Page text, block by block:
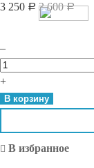
3 250 Р 3 600Р
–
Количество
Time
To
Шампунь-
Активатор
+
В корзину
В избранное